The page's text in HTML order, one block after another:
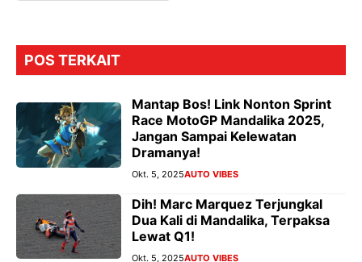
POS TERKAIT
Mantap Bos! Link Nonton Sprint
Race MotoGP Mandalika 2025,
Jangan Sampai Kelewatan
Dramanya!
Okt. 5, 2025AUTO VIBES
Dih! Marc Marquez Terjungkal
Dua Kali di Mandalika, Terpaksa
Lewat Q1!
Okt. 5, 2025AUTO VIBES